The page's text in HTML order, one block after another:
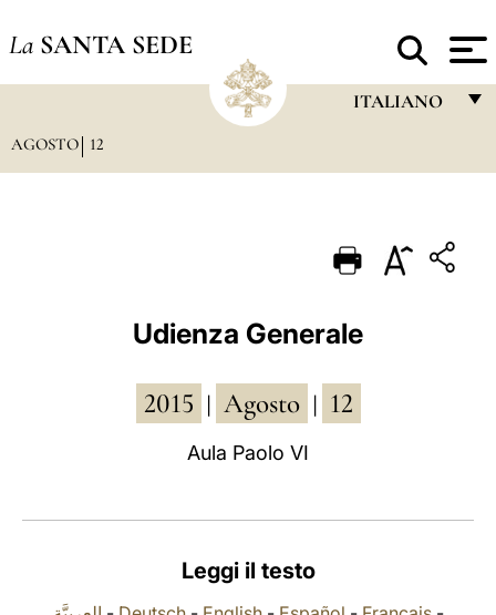
La SANTA SEDE
ITALIANO
PORTUGUÊS
POLSKI
AGOSTO 12
Udienza Generale
2015 Agosto 12
Aula Paolo VI
Leggi il testo